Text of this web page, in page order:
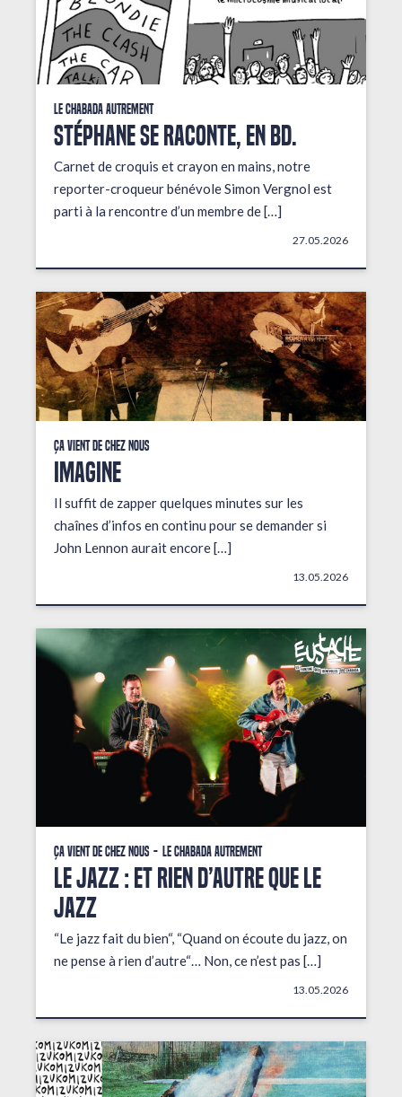
Le Chabada autrement
STÉPHANE SE RACONTE, EN BD.
Carnet de croquis et crayon en mains, notre
reporter-croqueur bénévole Simon Vergnol est
parti à la rencontre d’un membre de […]
27.05.2026
Ça vient de chez nous
IMAGINE
Il suffit de zapper quelques minutes sur les
chaînes d’infos en continu pour se demander si
John Lennon aurait encore […]
13.05.2026
Ça vient de chez nous Le Chabada autrement
LE JAZZ : ET RIEN D’AUTRE QUE LE
JAZZ
“Le jazz fait du bien“, “Quand on écoute du jazz, on
ne pense à rien d’autre“… Non, ce n’est pas […]
13.05.2026